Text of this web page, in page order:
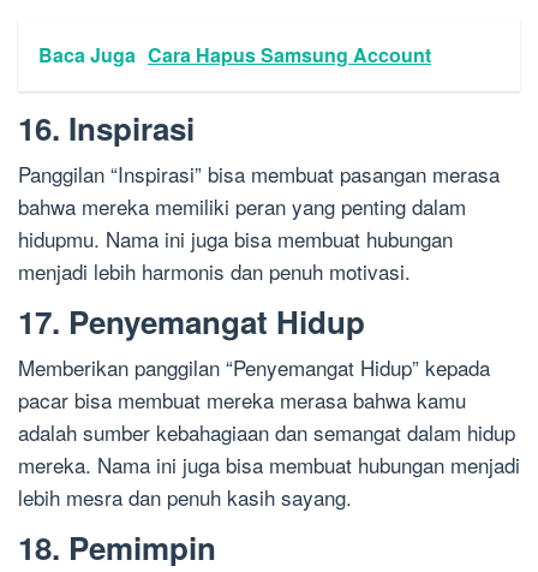
Baca Juga Cara Hapus Samsung Account
16. Inspirasi
Panggilan “Inspirasi” bisa membuat pasangan merasa
bahwa mereka memiliki peran yang penting dalam
hidupmu. Nama ini juga bisa membuat hubungan
menjadi lebih harmonis dan penuh motivasi.
17. Penyemangat Hidup
Memberikan panggilan “Penyemangat Hidup” kepada
pacar bisa membuat mereka merasa bahwa kamu
adalah sumber kebahagiaan dan semangat dalam hidup
mereka. Nama ini juga bisa membuat hubungan menjadi
lebih mesra dan penuh kasih sayang.
18. Pemimpin